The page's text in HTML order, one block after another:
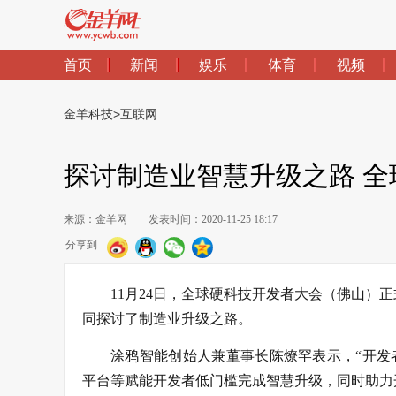
首页 新闻 娱乐 体育 视频
金羊科技>互联网
探讨制造业智慧升级之路
来源：金羊网 发表时间：2020-11-25 18:17
分享到
11月24日，全球硬科技开发者大会（佛山）
同探讨了制造业升级之路。
涂鸦智能创始人兼董事长陈燎罕表示，“开
平台等赋能开发者低门槛完成智慧升级，同时助